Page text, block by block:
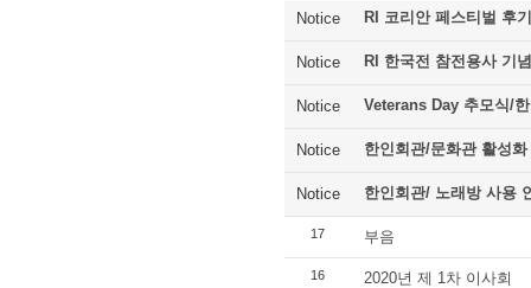
Notice RI 코리안 페스티벌 후기
Notice RI 한국전 참전용사 기
Notice Veterans Day 추모식/
Notice 한인회관/문화관 활성화
Notice 한인회관/ 노래방 사용
17 부음
16 2020년 제 1차 이사회